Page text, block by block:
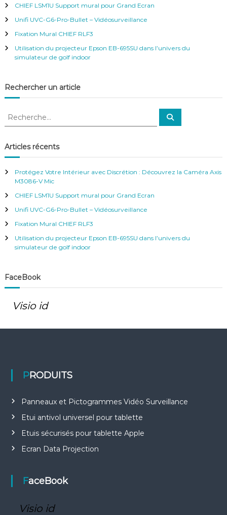
a
n
e
e
r
:
CHIEF LSM1U Support mural pour Grand Ecran
Unifi UVC-G6-Pro-Bullet – Vidéosurveillance
Fixation Mural CHIEF RLF3
Utilisation du projecteur Epson EB-695SU dans l’univers du
simulateur de golf indoor
Rechercher un article
R
h
e
c
e
r
:
R
c
e
r
Articles récents
Protégez Votre Intérieur avec Discrétion : Découvrez la Caméra Axis
M3086-V Mic
CHIEF LSM1U Support mural pour Grand Ecran
Unifi UVC-G6-Pro-Bullet – Vidéosurveillance
Fixation Mural CHIEF RLF3
Utilisation du projecteur Epson EB-695SU dans l’univers du
simulateur de golf indoor
FaceBook
Visio id
PRODUITS
Panneaux et Pictogrammes Vidéo Surveillance
Etui antivol universel pour tablette
Etuis sécurisés pour tablette Apple
Ecran Data Projection
FaceBook
Visio id